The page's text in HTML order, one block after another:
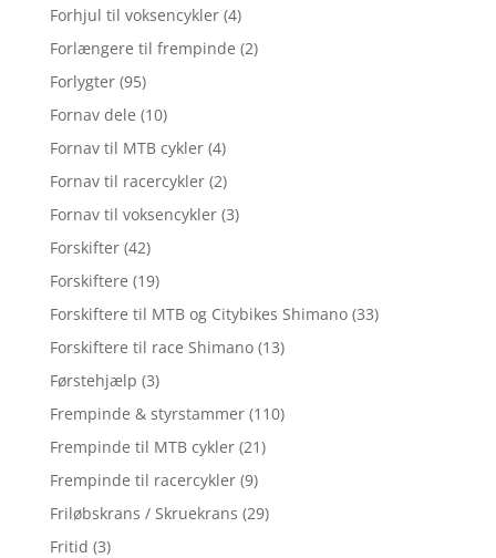
Forhjul til voksencykler (4)
Forlængere til frempinde (2)
Forlygter (95)
Fornav dele (10)
Fornav til MTB cykler (4)
Fornav til racercykler (2)
Fornav til voksencykler (3)
Forskifter (42)
Forskiftere (19)
Forskiftere til MTB og Citybikes Shimano (33)
Forskiftere til race Shimano (13)
Førstehjælp (3)
Frempinde & styrstammer (110)
Frempinde til MTB cykler (21)
Frempinde til racercykler (9)
Friløbskrans / Skruekrans (29)
Fritid (3)